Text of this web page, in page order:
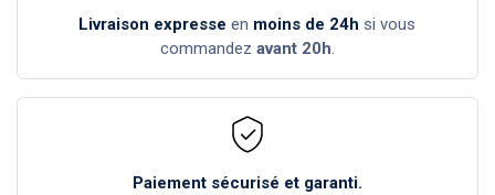
Livraison expresse en moins de 24h si vous
commandez avant 20h.
Paiement sécurisé et garanti.